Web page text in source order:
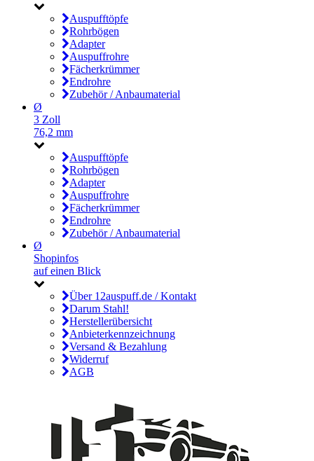
Auspufftöpfe
Rohrbögen
Adapter
Auspuffrohre
Fächerkrümmer
Endrohre
Zubehör / Anbaumaterial
Ø
3 Zoll
76,2 mm
Auspufftöpfe
Rohrbögen
Adapter
Auspuffrohre
Fächerkrümmer
Endrohre
Zubehör / Anbaumaterial
Ø
Shopinfos
auf einen Blick
Über 12auspuff.de / Kontakt
Darum Stahl!
Herstellerübersicht
Anbieterkennzeichnung
Versand & Bezahlung
Widerruf
AGB